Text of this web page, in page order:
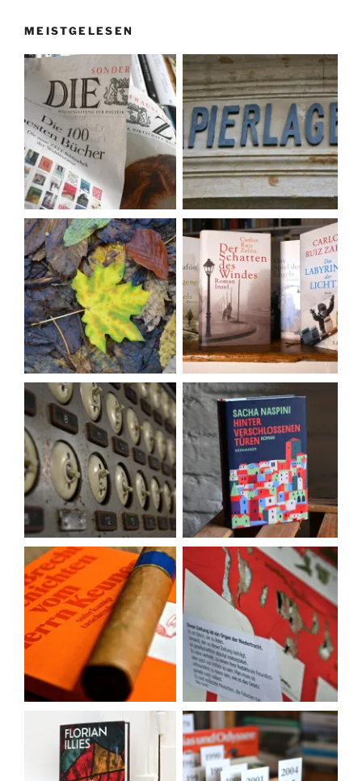
MEISTGELESEN